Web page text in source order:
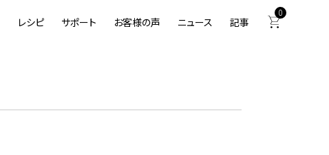
レシピ サポート お客様の声 ニュース 記事
0